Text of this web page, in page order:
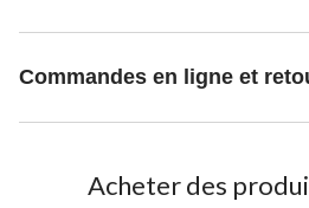
Commandes en ligne et
Acheter des